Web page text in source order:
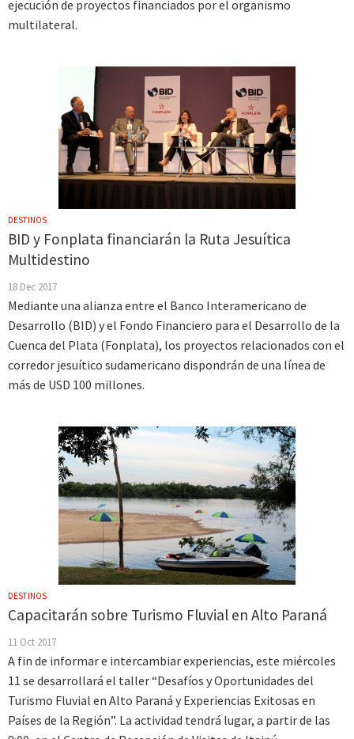
ejecución de proyectos financiados por el organismo
multilateral.
DESTINOS
BID y Fonplata financiarán la Ruta Jesuítica
Multidestino
18 Dec 2017
Mediante una alianza entre el Banco Interamericano de
Desarrollo (BID) y el Fondo Financiero para el Desarrollo de la
Cuenca del Plata (Fonplata), los proyectos relacionados con el
corredor jesuítico sudamericano dispondrán de una línea de
más de USD 100 millones.
DESTINOS
Capacitarán sobre Turismo Fluvial en Alto Paraná
11 Oct 2017
A fin de informar e intercambiar experiencias, este miércoles
11 se desarrollará el taller “Desafíos y Oportunidades del
Turismo Fluvial en Alto Paraná y Experiencias Exitosas en
Países de la Región”. La actividad tendrá lugar, a partir de las